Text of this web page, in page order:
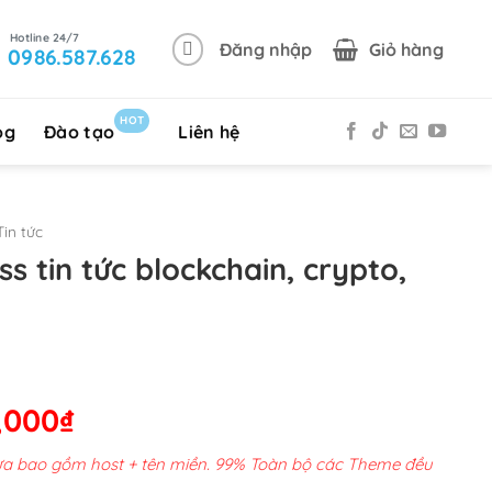
0986.587.628 Đăng nhập Giỏ hàng
Đào tạo
HOT
Liên hệ
tức
tin tức blockchain, crypto,
₫Giá
hiện
tại
bao gồm host + tên miền. 99% Toàn bộ các Theme đều